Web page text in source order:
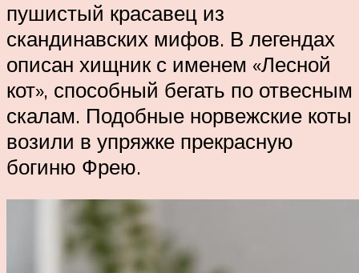
пушистый красавец из
скандинавских мифов. В легендах
описан хищник с именем «Лесной
кот», способный бегать по отвесным
скалам. Подобные норвежские коты
возили в упряжке прекрасную
богиню Фрею.